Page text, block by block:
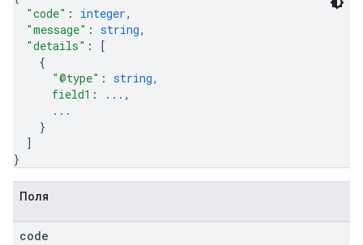
"code" : integer,
"message" : string,
"details" :
[
{
"@type" : string,
field1 : ... ,
...
}
]
}
Поля
code